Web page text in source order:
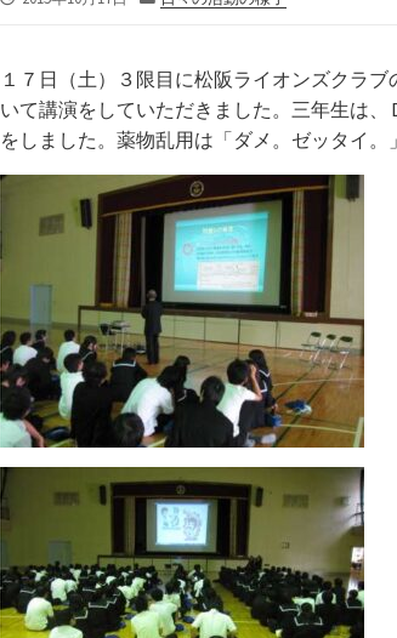
リ
ー
１７日（土）３限目に松阪ライオンズクラ
いて講演をしていただきました。三年生は
をしました。薬物乱用は「ダメ。ゼッタイ。